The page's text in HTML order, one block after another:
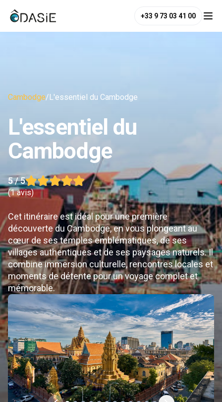
+33 9 73 03 41 00
Cambodge/L'essentiel du Cambodge
L'essentiel du
Cambodge
5/ 5
(1 avis)
Cet itinéraire est idéal pour une première
découverte du Cambodge, en vous plongeant au
cœur de ses temples emblématiques, de ses
villages authentiques et de ses paysages naturels. Il
combine immersion culturelle, rencontres locales et
moments de détente pour un voyage complet et
mémorable.